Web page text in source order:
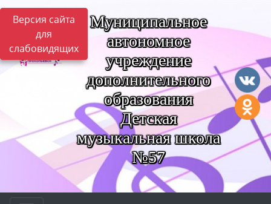
Версия сайта
для
слабовидящих
Муниципальное
автономное
учреждение
дополнительного
образования
Детская
музыкальная школа
№57